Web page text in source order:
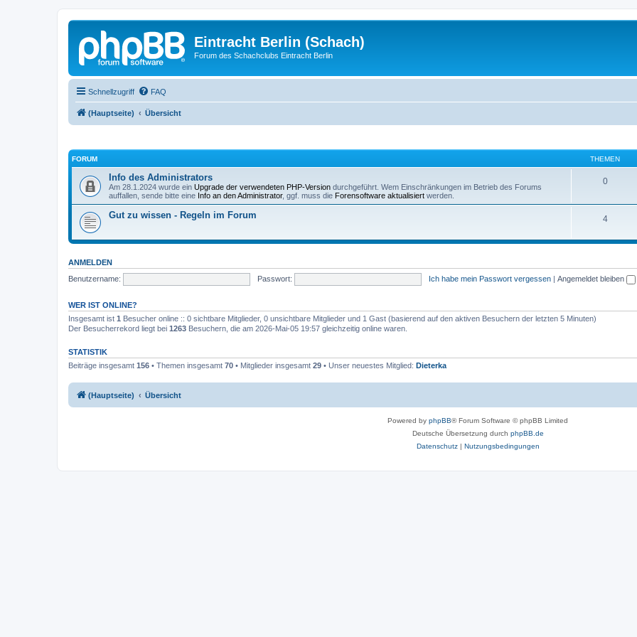
Eintracht Berlin (Schach)
Forum des Schachclubs Eintracht Berlin
Schnellzugriff FAQ
(Hauptseite) Übersicht
FORUM THEMEN
Info des Administrators
Am 28.1.2024 wurde ein Upgrade der verwendeten PHP-Version durchgeführt. Wem Einschränkungen im Betrieb des Forums
auffallen, sende bitte eine Info an den Administrator, ggf. muss die Forensoftware aktualisiert werden.
0
Gut zu wissen - Regeln im Forum 4
ANMELDEN
Benutzername:
Passwort: Ich habe mein Passwort vergessen | Angemeldet bleiben
WER IST ONLINE?
Insgesamt ist 1 Besucher online :: 0 sichtbare Mitglieder, 0 unsichtbare Mitglieder und 1 Gast (basierend auf den aktiven Besuchern der letzten 5 Minuten)
Der Besucherrekord liegt bei 1263 Besuchern, die am 2026-Mai-05 19:57 gleichzeitig online waren.
STATISTIK
Beiträge insgesamt 156 • Themen insgesamt 70 • Mitglieder insgesamt 29 • Unser neuestes Mitglied: Dieterka
(Hauptseite) Übersicht
Powered by phpBB® Forum Software © phpBB Limited
Deutsche Übersetzung durch phpBB.de
Datenschutz| Nutzungsbedingungen